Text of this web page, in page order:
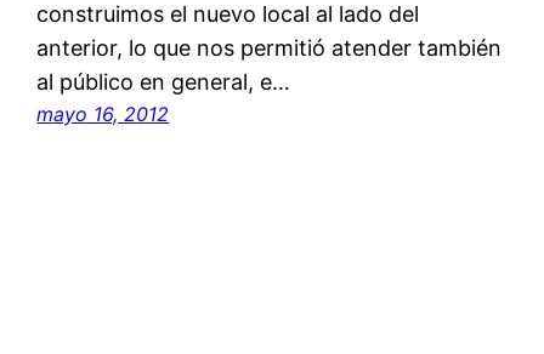
construimos el nuevo local al lado del
anterior, lo que nos permitió atender también
al público en general, e…
mayo 16, 2012